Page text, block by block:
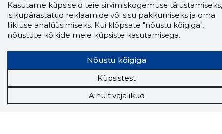
Storybook
Chrome laiendus
Storybooki laiendus ütleb Sulle, mis firma
veebilehel Sa parajasti viibid ja kui usaldusväärne
LAADI LAIENDUS ALLA
Kasutame küpsiseid teie sirvimiskogemuse täiustamiseks,
isikupärastatud reklaamide või sisu pakkumiseks ja oma
liikluse analüüsimiseks. Kui klõpsate "nõustu kõigiga",
nõustute kõikide meie küpsiste kasutamisega.
Nõustu kõigiga
Küpsistest
Ainult vajalikud